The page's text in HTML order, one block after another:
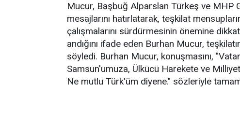
Mucur, Başbuğ Alparslan Türkeş ve MHP
mesajlarını hatırlatarak, teşkilat
çalışmalarını sürdürmesinin önemine
andığını ifade eden Burhan Mucur,
söyledi. Burhan Mucur, konuşmasını,
Samsun'umuza, Ülkücü Harekete ve
Ne mutlu Türk'üm diyene." sözleriyle